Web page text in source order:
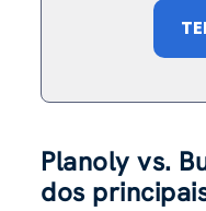
Planoly vs.
dos